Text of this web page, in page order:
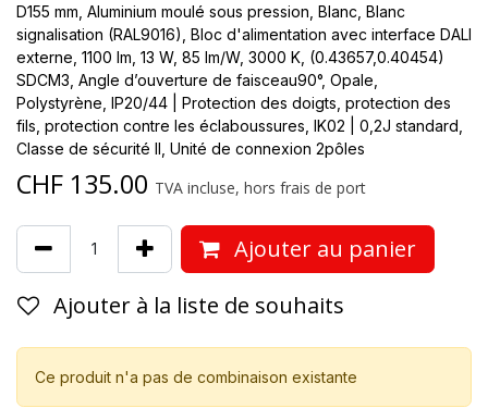
D155 mm, Aluminium moulé sous pression, Blanc, Blanc
signalisation (RAL9016), Bloc d'alimentation avec interface DALI
externe, 1100 lm, 13 W, 85 lm/W, 3000 K, (0.43657,0.40454)
SDCM3, Angle d’ouverture de faisceau90°, Opale,
Polystyrène, IP20/44 | Protection des doigts, protection des
fils, protection contre les éclaboussures, IK02 | 0,2J standard,
Classe de sécurité II, Unité de connexion 2pôles
CHF 135.00 TVA incluse, hors frais de port
Ajouter au panier
Ajouter à la liste de souhaits
Ce produit n'a pas de combinaison existante